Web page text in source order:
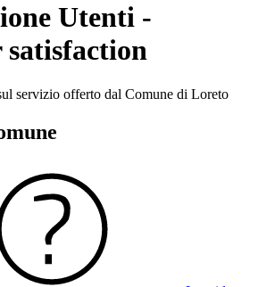
Utenti -
satisfaction
servizio offerto dal Comune di Loreto